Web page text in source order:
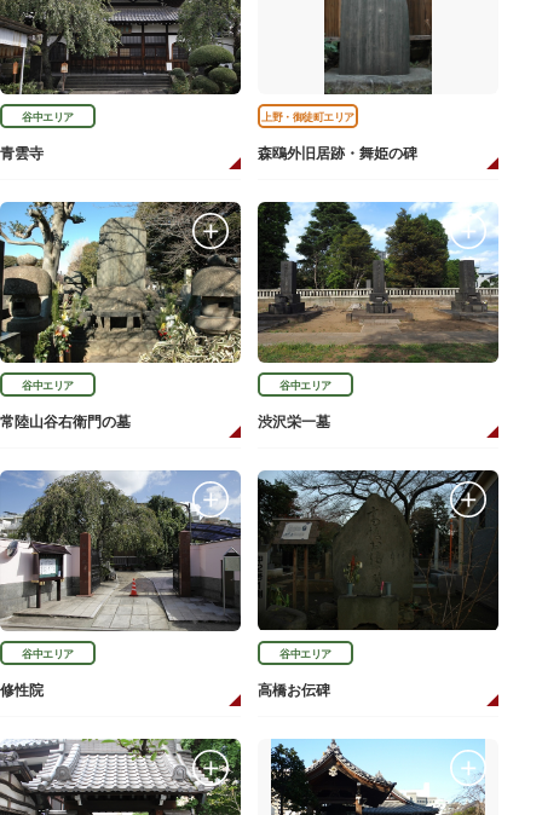
谷中エリア
青雲寺
上野・御徒町エリア
森鴎外旧居跡・舞姫の碑
谷中エリア
常陸山谷右衛門の墓
谷中エリア
渋沢栄一墓
谷中エリア
修性院
谷中エリア
高橋お伝碑